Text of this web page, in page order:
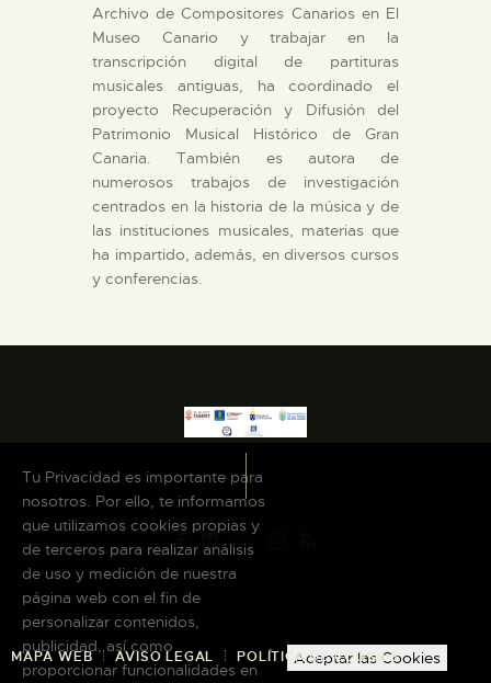
Archivo de Compositores Canarios en El
Museo Canario y trabajar en la
transcripción digital de partituras
musicales antiguas, ha coordinado el
proyecto Recuperación y Difusión del
Patrimonio Musical Histórico de Gran
Canaria. También es autora de
numerosos trabajos de investigación
centrados en la historia de la música y de
las instituciones musicales, materias que
ha impartido, además, en diversos cursos
y conferencias.
MAPA WEB AVISO LEGAL POLÍTICA DE COOKIES
Tu Privacidad es importante para
nosotros. Por ello, te informamos
que utilizamos cookies propias y
de terceros para realizar análisis
de uso y medición de nuestra
página web con el fin de
personalizar contenidos,
publicidad, así como
proporcionar funcionalidades en
Aceptar las Cookies